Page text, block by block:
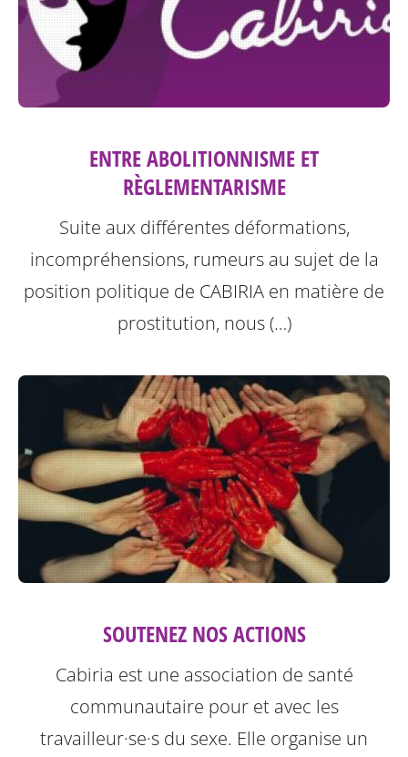
ENTRE ABOLITIONNISME ET
RÈGLEMENTARISME
Suite aux différentes déformations,
incompréhensions, rumeurs au sujet de la
position politique de CABIRIA en matière de
prostitution, nous (…)
SOUTENEZ NOS ACTIONS
Cabiria est une association de santé
communautaire pour et avec les
travailleur·se·s du sexe. Elle organise un